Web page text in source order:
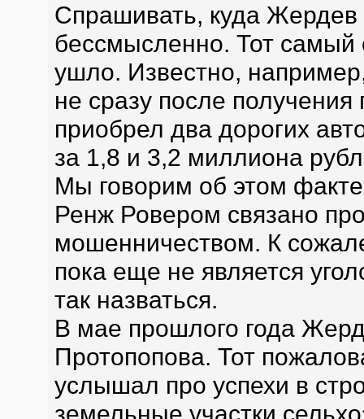
Спрашивать, куда
бессмысленно. Тот самый
ушло. Известно,
не сразу после
приобрел два дорогих
за 1,8 и 3,2 миллиона
Мы говорим об этом
Ренж Ровером связано
мошенничеством. К
пока еще не является
так назваться.
В мае прошлого года
Протопопова. Тот
услышал про успехи в
земельные участки